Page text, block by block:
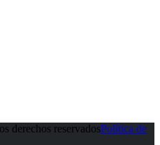
derechos reservadosPolítica de